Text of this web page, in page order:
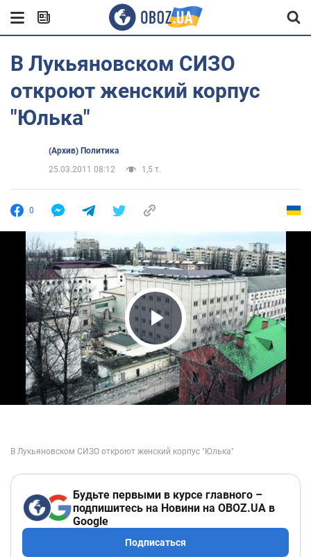
В Лукьяновском СИЗО
откроют женский корпус
"Юлька"
(Архив) Политика
25.03.2011 08:12
1,5 т.
0
Play Video
Будьте первыми в курсе главного –
подпишитесь на Новини на OBOZ.UA в
Google
Подписаться